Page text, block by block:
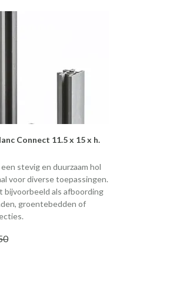
Connect 11.5 x 15 x h.
stevig en duurzaam hol
voor diverse toepassingen.
bijvoorbeeld als afboording
groentebedden of